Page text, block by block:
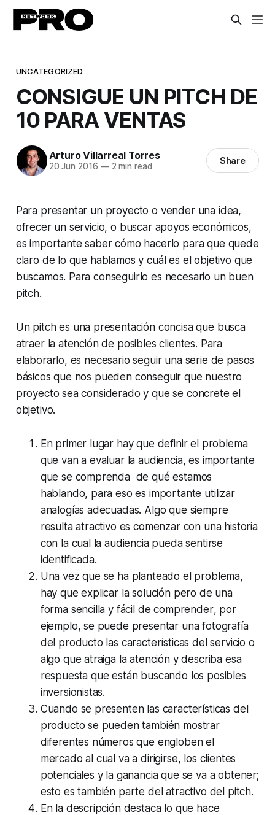
UNCATEGORIZED
CONSIGUE UN PITCH DE
10 PARA VENTAS
Arturo Villarreal Torres
20 Jun 2016 —2 min read Share
Para presentar un proyecto o vender una idea,
ofrecer un servicio, o buscar apoyos económicos,
es importante saber cómo hacerlo para que quede
claro de lo que hablamos y cuál es el objetivo que
buscamos. Para conseguirlo es necesario un buen
pitch.
Un pitches una presentación concisa que busca
atraer la atención de posibles clientes. Para
elaborarlo, es necesario seguir una serie de pasos
básicos que nos pueden conseguir que nuestro
proyecto sea considerado y que se concrete el
objetivo.
En primer lugar hay que definir el problema
que van a evaluar la audiencia, es importante
que se comprenda de qué estamos
hablando, para eso es importante utilizar
analogías adecuadas. Algo que siempre
resulta atractivo es comenzar con una historia
con la cual la audiencia pueda sentirse
identificada.
Una vez que se ha planteado el problema,
hay queexplicar la solución pero de una
forma sencilla y fácil de comprender, por
ejemplo, se puede presentar una fotografía
del producto las características del servicio o
algo que atraiga la atención y describa esa
respuesta que están buscando los posibles
inversionistas.
Cuando se presenten las características del
producto se pueden también mostrar
diferentes números que engloben el
mercado al cual va a dirigirse, los clientes
potenciales y la ganancia que se va a obtener;
esto es también parte del atractivo del pitch.
En la descripción destaca lo que hace